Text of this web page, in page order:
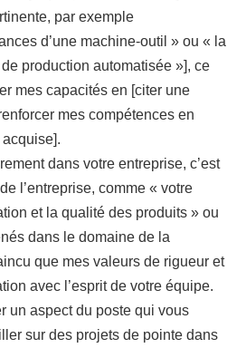
par exemple
d’une machine-outil » ou « la
production automatisée »], ce
mes capacités en [citer une
mes compétences en
dans votre entreprise, c’est
l’entreprise, comme « votre
et la qualité des produits » ou
dans le domaine de la
que mes valeurs de rigueur et
avec l’esprit de votre équipe.
un aspect du poste qui vous
sur des projets de pointe dans